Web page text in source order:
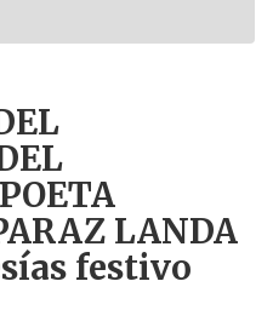
LANDA
festivo